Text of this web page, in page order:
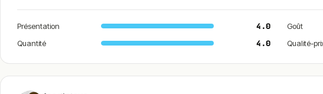
Présentation 4.0 Goût
Quantité 4.0 Qualité-